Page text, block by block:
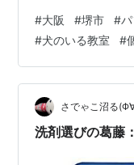
「あっ、こんなと
が好きなので思わ
とグルグルまわっ
ね・・・とそのお
思いつつ簡単に食
えず551の蓬莱で
#大阪 #堺市 #
#犬のいる教室 #
さでゃこ沼る
洗剤選びの葛藤